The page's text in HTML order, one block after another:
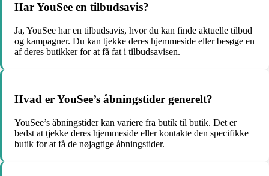
Har YouSee en tilbudsavis?
Ja, YouSee har en tilbudsavis, hvor du kan finde aktuelle tilbud
og kampagner. Du kan tjekke deres hjemmeside eller besøge en
af deres butikker for at få fat i tilbudsavisen.
Hvad er YouSee’s åbningstider generelt?
YouSee’s åbningstider kan variere fra butik til butik. Det er
bedst at tjekke deres hjemmeside eller kontakte den specifikke
butik for at få de nøjagtige åbningstider.